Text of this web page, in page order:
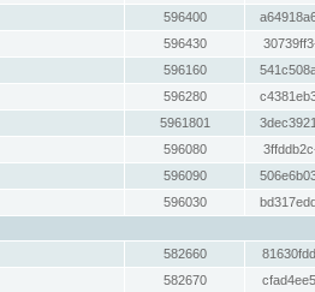
596400
596430
596160
596280
5961801
596080
596090
596030
582660
582670